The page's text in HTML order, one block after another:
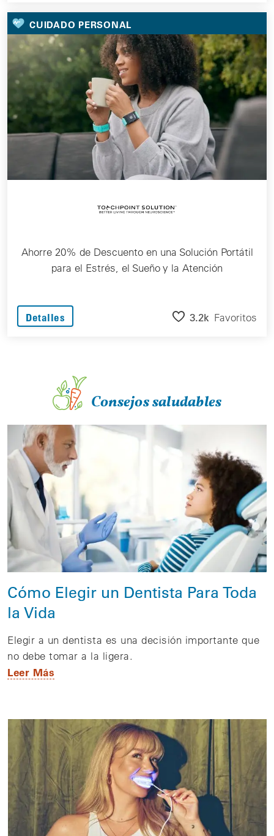
CUIDADO PERSONAL
Ahorre 20% de Descuento en una Solución Portátil
para el Estrés, el Sueño y la Atención
Detalles 3.2k Favoritos
Consejos saludables
Cómo Elegir un Dentista Para Toda
la Vida
Elegir a un dentista es una decisión importante que
no debe tomar a la ligera.
Leer Más